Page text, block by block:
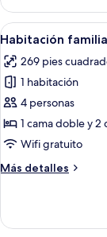
doble
estándar
Abrir
todas
las
fotos
de
Habitación
familiar
4
Habitación
269 pies
1 habitación
4 personas
1 cama doble y 2
Wifi gratuito
Más detalles
Más
familiar